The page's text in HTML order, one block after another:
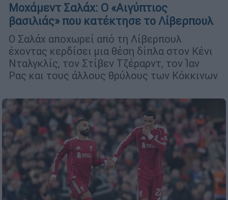
Μοχάμεντ Σαλάχ: Ο «Αιγύπτιος
βασιλιάς» που κατέκτησε το Λίβερπουλ
Ο Σαλάχ αποχωρεί από τη Λίβερπουλ
έχοντας κερδίσει μια θέση δίπλα στον Κένι
Νταλγκλίς, τον Στίβεν Τζέραρντ, τον Ίαν
Ρας και τους άλλους θρύλους των Κόκκινων